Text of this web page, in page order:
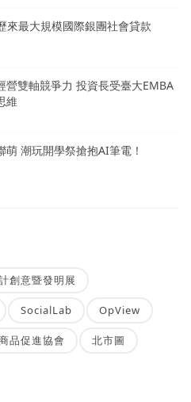
來最大規模國際銀團社會貸款
營雙軸競爭力 投資長受臺大EMBA
維
萌 潮玩開學祭搶抱AI筆電！
創意暨發明展
SocialLab OpView
品促進協會 北市圖